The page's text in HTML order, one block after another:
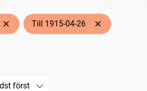
Till 1915-04-26